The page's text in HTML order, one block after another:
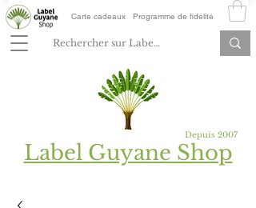
Carte cadeaux Programme de fidélité
Depuis 2007
Label Guyane Shop